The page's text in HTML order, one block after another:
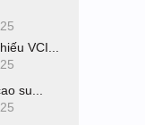
VCI...
su...